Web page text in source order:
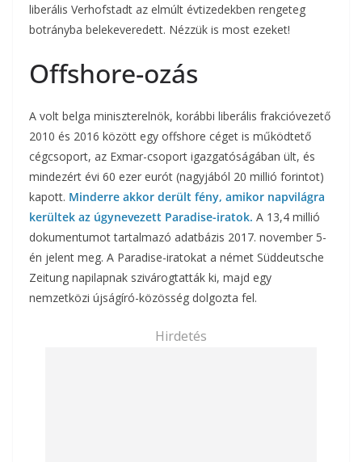
liberális Verhofstadt az elmúlt évtizedekben rengeteg
botrányba belekeveredett. Nézzük is most ezeket!
Offshore-ozás
A volt belga miniszterelnök, korábbi liberális frakcióvezető
2010 és 2016 között egy offshore céget is működtető
cégcsoport, az Exmar-csoport igazgatóságában ült, és
mindezért évi 60 ezer eurót (nagyjából 20 millió forintot)
kapott. Minderre akkor derült fény, amikor napvilágra
kerültek az úgynevezett Paradise-iratok. A 13,4 millió
dokumentumot tartalmazó adatbázis 2017. november 5-
én jelent meg. A Paradise-iratokat a német Süddeutsche
Zeitung napilapnak szivárogtatták ki, majd egy
nemzetközi újságíró-közösség dolgozta fel.
Hirdetés